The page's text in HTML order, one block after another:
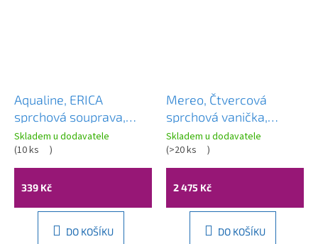
Aqualine, ERICA
sprchová souprava,
otočný držák, chrom,
11454
Skladem u dodavatele
(10 ks )
339 Kč
DO KOŠÍKU
Mereo, Čtvercová
sprchová vanička,
90x90x4 cm, SMC, bílá,
včetně sifonu, CV31NS
Skladem u dodavatele
(>20 ks )
2 475 Kč
DO KOŠÍKU